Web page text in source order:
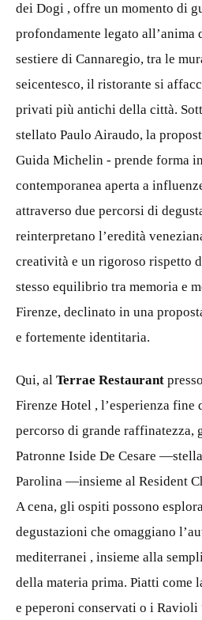
dei Dogi , offre un momento di
profondamente legato all’anima
sestiere di Cannaregio, tra le
seicentesco, il ristorante si
privati più antichi della città.
stellato Paulo Airaudo, la
Guida Michelin - prende forma
contemporanea aperta a
attraverso due percorsi di
reinterpretano l’eredità
creatività e un rigoroso rispetto
stesso equilibrio tra memoria e
Firenze, declinato in una
e fortemente identitaria.
Qui, al Terrae Restaurant
Firenze Hotel , l’esperienza
percorso di grande raffinatezza,
Patronne Iside De Cesare
Parolina —insieme al Resident
A cena, gli ospiti possono
degustazioni che omaggiano
mediterranei , insieme alla
della materia prima. Piatti come
e peperoni conservati o i